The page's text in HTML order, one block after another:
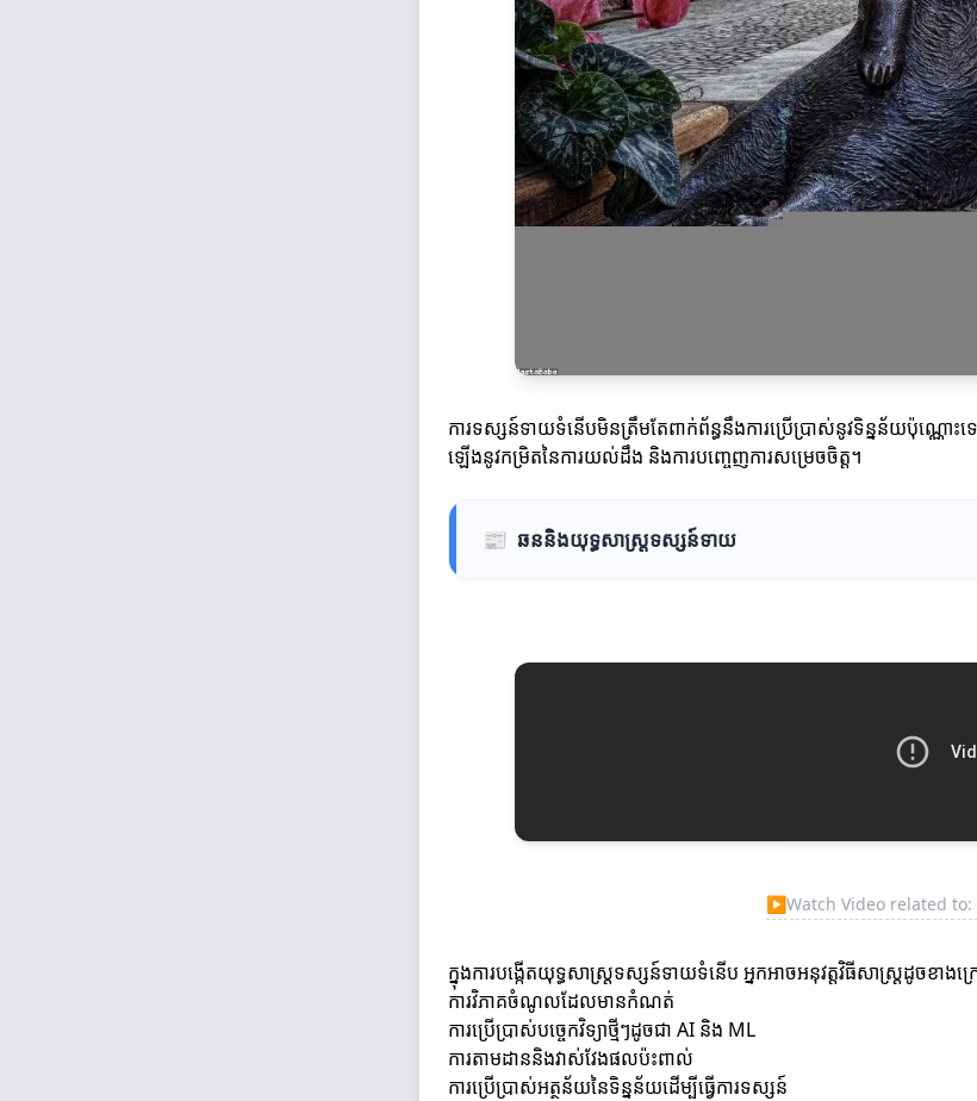
ការទស្សន៍ទាយទំនើបមិនត្រឹមតែពាក់ព័ន្ធនឹងការប្រើប្រាស់នូវទិន្នន័យប៉ុណ្ណោះ
ឡើងនូវកម្រិតនៃការយល់ដឹង និងការបញ្ចេញការសម្រេចចិត្ត។
📰 ឆននិងយុទ្ធសាស្ដ្រទស្សន៍ទាយ
▶Watch Video related to:
ក្នុងការបង្កើតយុទ្ធសាស្ដ្រទស្សន៍ទាយទំនើប អ្នកអាចអនុវត្តវិធីសាស្ដ្រដូចខាងក្
ការវិភាគចំណូលដែលមានកំណត់
ការប្រើប្រាស់បច្ចេកវិទ្យាថ្មីៗដូចជា AI និង ML
ការតាមដាននិងវាស់វែងផលប៉ះពាល់
ការប្រើប្រាស់អត្ថន័យនៃទិន្នន័យដើម្បីធ្វើការទស្សន៍